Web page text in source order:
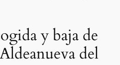
y baja de
del